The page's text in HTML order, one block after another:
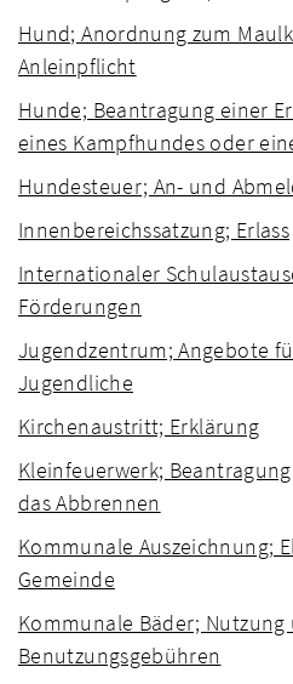
Hund; Anordnung zum
Anleinpflicht
Hunde; Beantragung einer
eines Kampfhundes oder
Hundesteuer; An- und
Innenbereichssatzung; Erlass
Internationaler
Förderungen
Jugendzentrum; Angebote
Jugendliche
Kirchenaustritt; Erklärung
Kleinfeuerwerk;
das Abbrennen
Kommunale Auszeichnung;
Gemeinde
Kommunale Bäder;
Benutzungsgebühren